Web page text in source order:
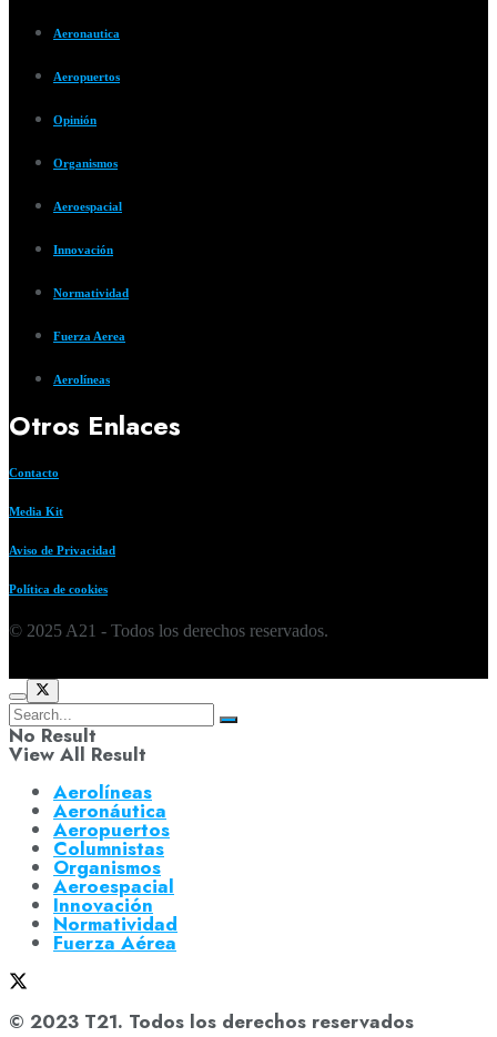
Aeronautica
Aeropuertos
Opinión
Organismos
Aeroespacial
Innovación
Normatividad
Fuerza Aerea
Aerolíneas
Otros Enlaces
Contacto
Media Kit
Aviso de Privacidad
Política de cookies
© 2025 A21 - Todos los derechos reservados.
No Result
View All Result
Aerolíneas
Aeronáutica
Aeropuertos
Columnistas
Organismos
Aeroespacial
Innovación
Normatividad
Fuerza Aérea
© 2023 T21. Todos los derechos reservados